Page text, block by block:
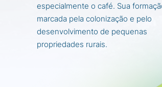
especialmente o café. Sua
marcada pela colonização e pelo
desenvolvimento de pequenas
propriedades rurais.